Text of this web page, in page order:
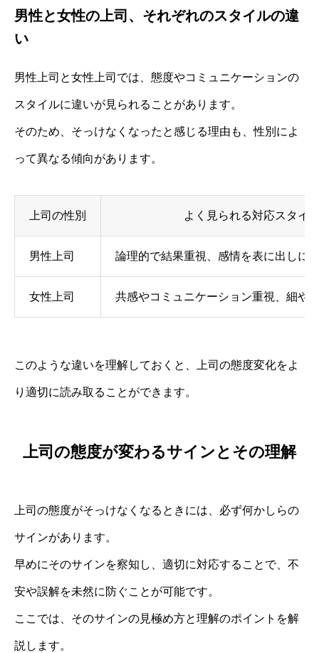
男性と女性の上司、それぞれのスタイルの違
い
男性上司と女性上司では、態度やコミュニケーションの
スタイルに違いが見られることがあります。
そのため、そっけなくなったと感じる理由も、性別によ
って異なる傾向があります。
上司の性別 よく見られる対応スタイ
男性上司 論理的で結果重視、感情を表に出しに
女性上司 共感やコミュニケーション重視、細や
このような違いを理解しておくと、上司の態度変化をよ
り適切に読み取ることができます。
上司の態度が変わるサインとその理解
上司の態度がそっけなくなるときには、必ず何かしらの
サインがあります。
早めにそのサインを察知し、適切に対応することで、不
安や誤解を未然に防ぐことが可能です。
ここでは、そのサインの見極め方と理解のポイントを解
説します。